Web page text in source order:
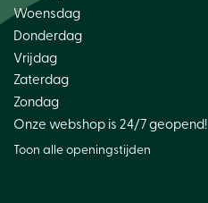
Woensdag
Donderdag
Vrijdag
Zaterdag
Zondag
Onze webshop is 24/7 geopend!
Toon alle openingstijden